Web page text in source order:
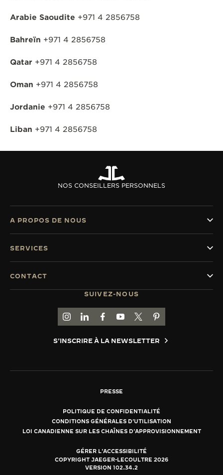
Arabie Saoudite +971 4 2856758
Bahreïn +971 4 2856758
Qatar +971 4 2856758
Oman +971 4 2856758
Jordanie +971 4 2856758
Liban +971 4 2856758
NOS CONSEILLERS PERSONNELS
SUIVEZ-NOUS
ACCÉDER À LA PAGE INSTAGRAM DE
ACCÉDER À LA PAGE LINKEDIN DE
ALLER SUR LA PAGE JAEGER-
ACCÉDER À LA PAGE
ALLER SUR LA PAGE
ALLER SUR LA
S'INSCRIRE À LA NEWSLETTER
A PROPOS DE NOUS
SERVICES
CONTACT
PRESSE
POLITIQUE DE CONFIDENTIALITÉ
CONDITIONS GÉNÉRALES D'UTILISATION
LOI CANADIENNE SUR LES CHAÎNES D'APPROVISIONNEMENT
GÉRER L'ACCESSIBILITÉ
COPYRIGHT JAEGER-LECOULTRE 2026
VERSION 102.34.2